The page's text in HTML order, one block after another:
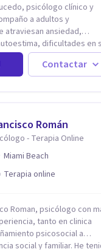
psicólogo clínico y
a adultos y
atraviesan ansiedad,
dificultades en
de pareja y crisis vitales,
en profundidad los
que generan malestar en
personales, elaborar
y resignificarlas,
para construir un futuro
La terapia
un espacio de
través de esta
un nuevo sentido y
emocional. De esta
logran mayor claridad
Contactar
Román
- Terapia Online
Miami Beach
Terapia online
Roman, psicólogo con
tanto en clinica
psicosocial a
social y familiar. He